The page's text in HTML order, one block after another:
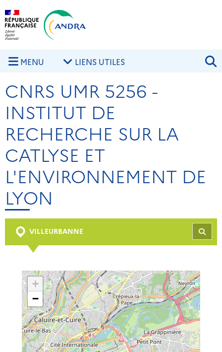
Aller au contenu principal
MENU LIENS UTILES
CNRS UMR 5256 -
INSTITUT DE
RECHERCHE SUR LA
CATLYSE ET
L'ENVIRONNEMENT DE
LYON
VILLEURBANNE
+
−